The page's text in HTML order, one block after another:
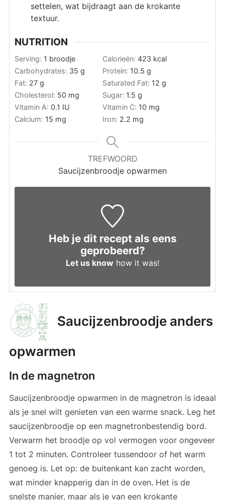
settelen, wat bijdraagt aan de krokante
textuur.
NUTRITION
Serving: 1 broodje Calorieën: 423 kcal
Carbohydrates: 35 g Protein: 10.5 g
Fat: 27 g Saturated Fat: 12 g
Cholesterol: 50 mg Sugar: 1.5 g
Vitamin A: 0.1 IU Vitamin C: 10 mg
Calcium: 15 mg Iron: 2.2 mg
TREFWOORD
Saucijzenbroodje opwarmen
Heb je dit recept als eens
geprobeerd?
Let us know how it was!
Saucijzenbroodje anders
opwarmen
In de magnetron
Saucijzenbroodje opwarmen in de magnetron is ideaal
als je snel wilt genieten van een warme snack. Leg het
saucijzenbroodje op een magnetronbestendig bord.
Verwarm het broodje op vol vermogen voor ongeveer
1 tot 2 minuten. Controleer tussendoor of het warm
genoeg is. Let op: de buitenkant kan zacht worden,
wat minder knapperig dan in de oven. Het is de
snelste manier, maar als je van een krokante